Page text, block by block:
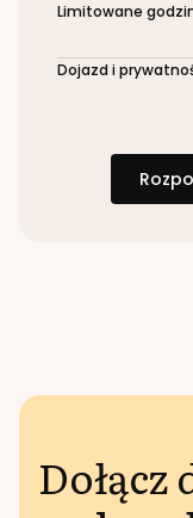
Limitowane
Dojazd i
Dołącz